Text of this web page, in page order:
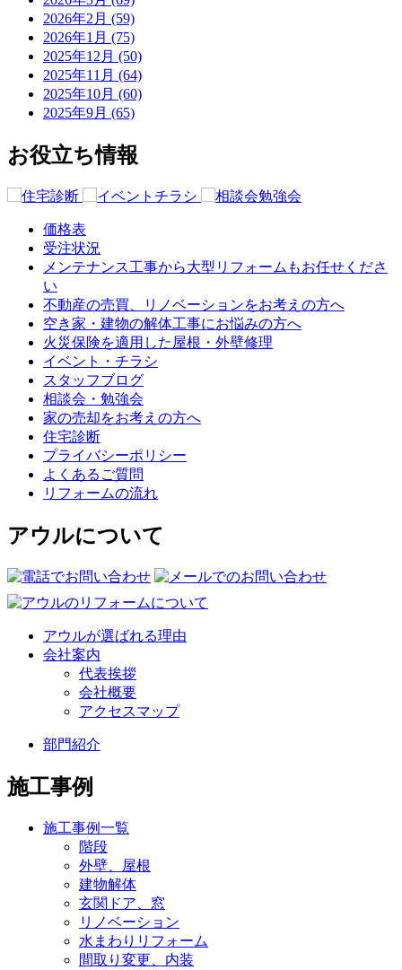
2026年2月 (59)
2026年1月 (75)
2025年12月 (50)
2025年11月 (64)
2025年10月 (60)
2025年9月 (65)
お役立ち情報
価格表
受注状況
メンテナンス工事から大型リフォームもお任せくださ
い
不動産の売買、リノベーションをお考えの方へ
空き家・建物の解体工事にお悩みの方へ
火災保険を適用した屋根・外壁修理
イベント・チラシ
スタッフブログ
相談会・勉強会
家の売却をお考えの方へ
住宅診断
プライバシーポリシー
よくあるご質問
リフォームの流れ
アウルについて
アウルが選ばれる理由
会社案内
代表挨拶
会社概要
アクセスマップ
部門紹介
施工事例
施工事例一覧
階段
外壁、屋根
建物解体
玄関ドア、窓
リノベーション
水まわりリフォーム
間取り変更、内装